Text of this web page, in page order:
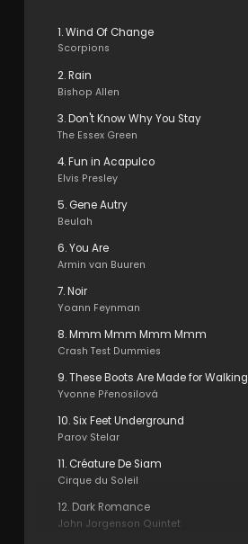
1. Wind Of Change
Scorpions
2. Rain
Bishop Allen
3. Don't Know Why You Stay
The Essex Green
4. Fun in Acapulco
Elvis Presley
5. Gene Autry
Beulah
6. You Are
Armin van Buuren
7. Noir
Yoann Feynman
8. Mmm Mmm Mmm Mmm
Crash Test Dummies
9. These Boots Are Made for Walking
Yvonne Přenosilová
10. Six Feet Underground
Parov Stelar
11. Créature De Siam
Cirque du Soleil
12. Dark Romance
John Jorgenson Quintet